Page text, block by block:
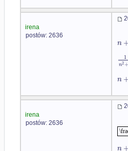
irena
postów: 2636
n
1
n2
n
irena
postów: 2636
n